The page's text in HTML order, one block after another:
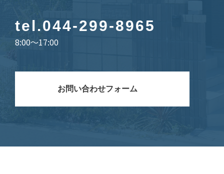
tel.044-299-8965
8:00～17:00
お問い合わせフォーム